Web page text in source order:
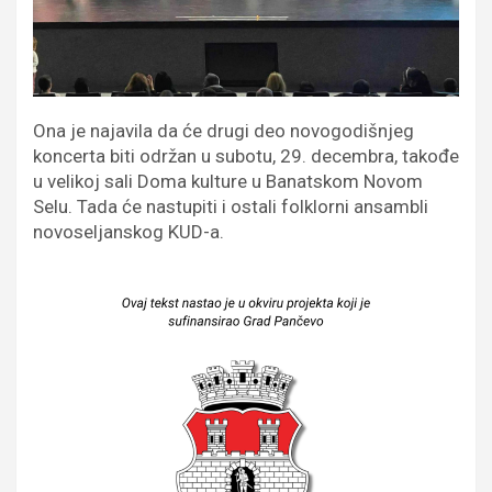
Ona je najavila da će drugi deo novogodišnjeg
koncerta biti održan u subotu, 29. decembra, takođe
u velikoj sali Doma kulture u Banatskom Novom
Selu. Tada će nastupiti i ostali folklorni ansambli
novoseljanskog KUD-a.